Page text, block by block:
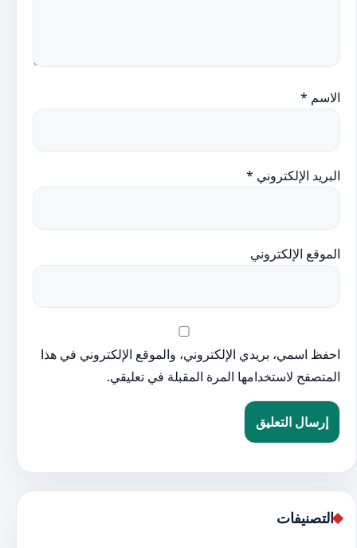
الاسم *
البريد الإلكتروني *
الموقع الإلكتروني
احفظ اسمي، بريدي الإلكتروني، والموقع الإلكتروني في هذا
المتصفح لاستخدامها المرة المقبلة في تعليقي.
التصنيفات